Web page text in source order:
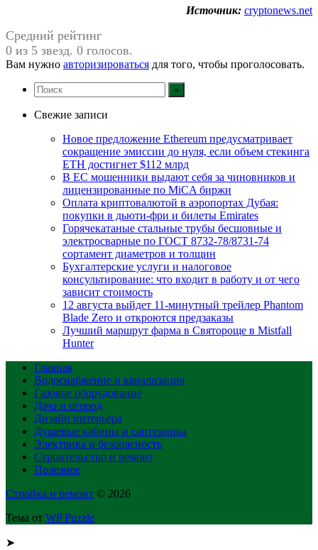
Источник: cryptonews.net
Средний рейтинг
0 из 5 звезд. 0 голосов.
Вам нужно авторизироваться для того, чтобы проголосовать.
Свежие записи
Новое предложение Ethereum предусматривает
сокращение эмиссии до нуля, если объем стекинга
ETH достигнет $112 млрд
В ЕС мошенники выдают себя за чиновников и
лицензированные по MiCA биржи
Оплата криптовалютой в аэропортах Дубая:
покупки в дьюти-фри и билеты Emirates
Горячекатаные стальные трубы бесшовные и
электросварные по ГОСТ 8732-78/8731-74
сортамент диаметров и толщин
Бухгалтерские услуги и налоговое
консультирование: что входит в работу и от чего
зависит стоимость
12 августа выйдет 11-минутный трейлер Phantom
Blade Zero и откроются предзаказы
Лучший маршрут фарма в Святороще в Mistfall
Hunter
Главная
Водоснабжение и канализация
Газовое оборудование
Дача и огород
Дизайн интерьера
Душевые кабины и сантехника
Электрика и безопасность
Строительство и ремонт
Полезное
Стройка и ремонт © 2026
Тема от WP Puzzle
➤